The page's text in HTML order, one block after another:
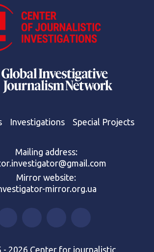
Investigations Special Projects
Mailing address:
Mirror website:
mirror.org.ua
- 2026 Center for journalistic